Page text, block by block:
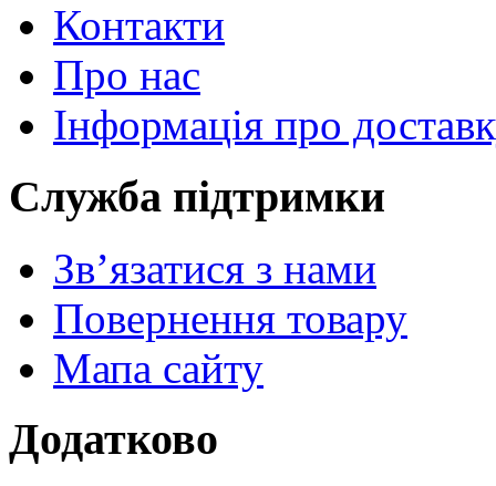
Контакти
Про нас
Інформація про
Служба підтримки
Зв’язатися з нами
Повернення товару
Мапа сайту
Додатково